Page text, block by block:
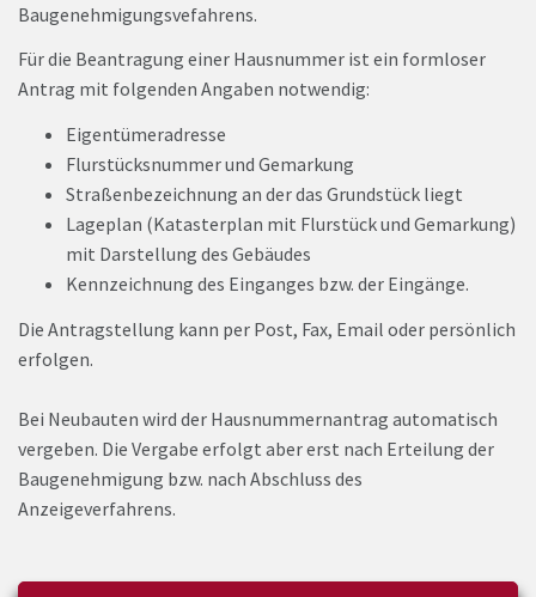
Baugenehmigungsvefahrens.
Für die Beantragung einer Hausnummer ist ein formloser
Antrag mit folgenden Angaben notwendig:
Eigentümeradresse
Flurstücksnummer und Gemarkung
Straßenbezeichnung an der das Grundstück liegt
Lageplan (Katasterplan mit Flurstück und Gemarkung)
mit Darstellung des Gebäudes
Kennzeichnung des Einganges bzw. der Eingänge.
Die Antragstellung kann per Post, Fax, Email oder persönlich
erfolgen.
Bei Neubauten wird der Hausnummernantrag automatisch
vergeben. Die Vergabe erfolgt aber erst nach Erteilung der
Baugenehmigung bzw. nach Abschluss des
Anzeigeverfahrens.